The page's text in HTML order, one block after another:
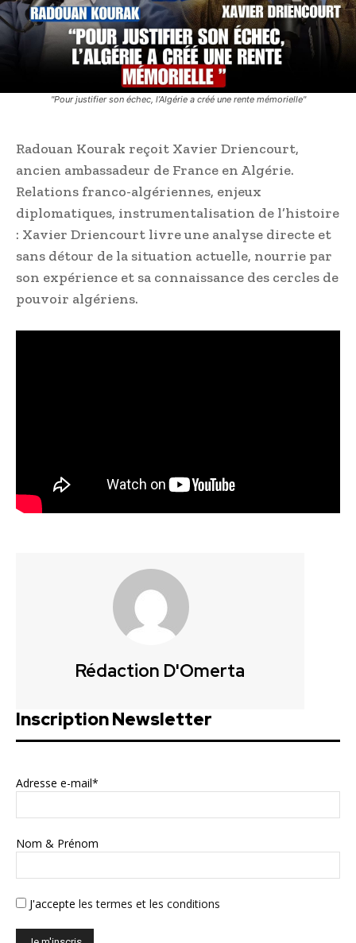
"Pour justifier son échec, l’Algérie a créé une rente mémorielle"
Radouan Kourak reçoit Xavier Driencourt,
ancien ambassadeur de France en Algérie.
Relations franco-algériennes, enjeux
diplomatiques, instrumentalisation de l’histoire
: Xavier Driencourt livre une analyse directe et
sans détour de la situation actuelle, nourrie par
son expérience et sa connaissance des cercles de
pouvoir algériens.
Rédaction D'Omerta
Inscription Newsletter
Adresse e-mail*
Nom & Prénom
J'accepte les termes et les conditions